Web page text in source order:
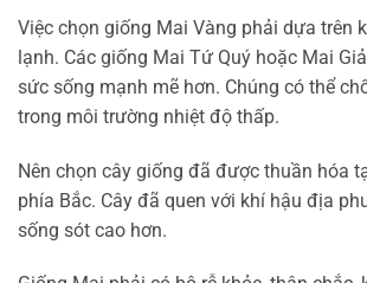
Việc chọn giống Mai Vàng phải dựa trên
lạnh. Các giống Mai Tứ Quý hoặc Mai
sức sống mạnh mẽ hơn. Chúng có thể
trong môi trường nhiệt độ thấp.
Nên chọn cây giống đã được thuần hóa
phía Bắc. Cây đã quen với khí hậu địa
sống sót cao hơn.